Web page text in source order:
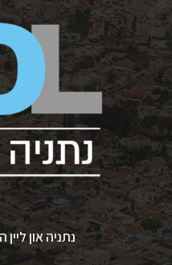
נתניה און